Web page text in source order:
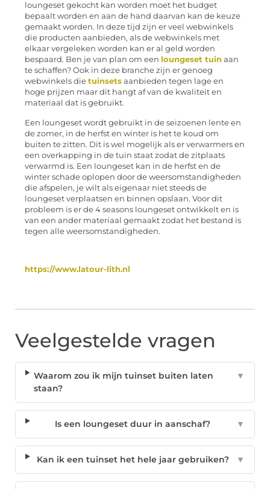
loungeset gekocht kan worden moet het budget
bepaalt worden en aan de hand daarvan kan de keuze
gemaakt worden. In deze tijd zijn er veel webwinkels
die producten aanbieden, als de webwinkels met
elkaar vergeleken worden kan er al geld worden
bespaard. Ben je van plan om een loungeset tuin aan
te schaffen? Ook in deze branche zijn er genoeg
webwinkels die tuinsets aanbieden tegen lage en
hoge prijzen maar dit hangt af van de kwaliteit en
materiaal dat is gebruikt.
Een loungeset wordt gebruikt in de seizoenen lente en
de zomer, in de herfst en winter is het te koud om
buiten te zitten. Dit is wel mogelijk als er verwarmers en
een overkapping in de tuin staat zodat de zitplaats
verwarmd is. Een loungeset kan in de herfst en de
winter schade oplopen door de weersomstandigheden
die afspelen, je wilt als eigenaar niet steeds de
loungeset verplaatsen en binnen opslaan. Voor dit
probleem is er de 4 seasons loungeset ontwikkelt en is
van een ander materiaal gemaakt zodat het bestand is
tegen alle weersomstandigheden.
https://www.latour-lith.nl
Veelgestelde vragen
Waarom zou ik mijn tuinset buiten laten
staan?
▼
Is een loungeset duur in aanschaf? ▼
Kan ik een tuinset het hele jaar gebruiken? ▼